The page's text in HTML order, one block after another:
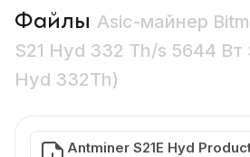
Файлы Asic-майнер
S21 Hyd 332 Th/s 5644 Вт
Hyd 332Th)
Antminer S21E Hyd